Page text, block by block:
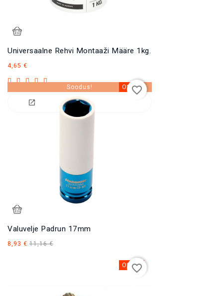
Universaalne Rehvi Montaaži Määre 1kg.
4,65 €
Soodus! Otsas
Valuvelje Padrun 17mm
8,93 € Tavahind
11,16 €Hind
favorite_border
Otsas
favorite_border